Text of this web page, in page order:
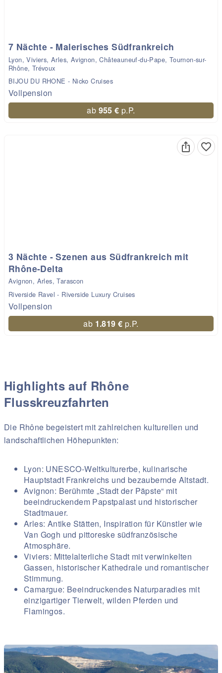
7 Nächte - Malerisches Südfrankreich
Lyon, Viviers, Arles, Avignon, Châteauneuf-du-Pape, Tournon-sur-
Rhône, Trévoux
BIJOU DU RHONE - Nicko Cruises
Vollpension
ab 955 € p.P.
3 Nächte - Szenen aus Südfrankreich mit
Rhône-Delta
Avignon, Arles, Tarascon
Riverside Ravel - Riverside Luxury Cruises
Vollpension
ab 1.819 € p.P.
Highlights auf Rhône
Flusskreuzfahrten
Die Rhône begeistert mit zahlreichen kulturellen und
landschaftlichen Höhepunkten:
Lyon: UNESCO-Weltkulturerbe, kulinarische
Hauptstadt Frankreichs und bezaubernde Altstadt.
Avignon: Berühmte „Stadt der Päpste“ mit
beeindruckendem Papstpalast und historischer
Stadtmauer.
Arles: Antike Stätten, Inspiration für Künstler wie
Van Gogh und pittoreske südfranzösische
Atmosphäre.
Viviers: Mittelalterliche Stadt mit verwinkelten
Gassen, historischer Kathedrale und romantischer
Stimmung.
Camargue: Beeindruckendes Naturparadies mit
einzigartiger Tierwelt, wilden Pferden und
Flamingos.